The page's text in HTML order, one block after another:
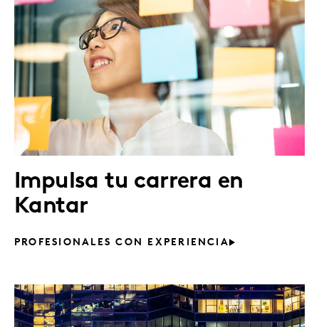
Impulsa tu carrera en
Kantar
PROFESIONALES CON EXPERIENCIA